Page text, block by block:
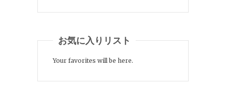
お気に入りリスト
Your favorites will be here.